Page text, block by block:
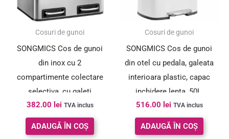
Cosuri de gunoi
SONGMICS Cos de gunoi
din inox cu 2
compartimente colectare
selectiva, cu galeti
interioare, 2x15litri, argintiu
si negru
382.00 lei TVA inclus
ADAUGĂ ÎN COȘ
Cosuri de gunoi
SONGMICS Cos de gunoi
din otel cu pedala, galeata
interioara plastic, capac
inchidere lenta, 50L,
43x32x66cm, alb
516.00 lei TVA inclus
ADAUGĂ ÎN COȘ